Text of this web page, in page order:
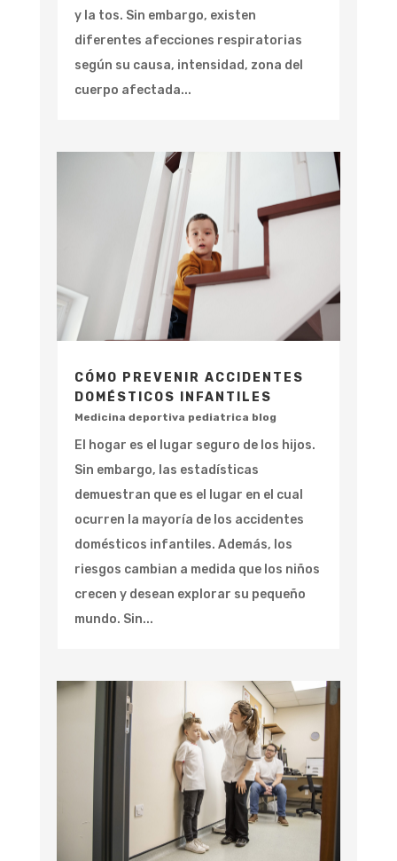
y la tos. Sin embargo, existen
diferentes afecciones respiratorias
según su causa, intensidad, zona del
cuerpo afectada...
CÓMO PREVENIR ACCIDENTES
DOMÉSTICOS INFANTILES
Medicina deportiva pediatrica blog
El hogar es el lugar seguro de los hijos.
Sin embargo, las estadísticas
demuestran que es el lugar en el cual
ocurren la mayoría de los accidentes
domésticos infantiles. Además, los
riesgos cambian a medida que los niños
crecen y desean explorar su pequeño
mundo. Sin...